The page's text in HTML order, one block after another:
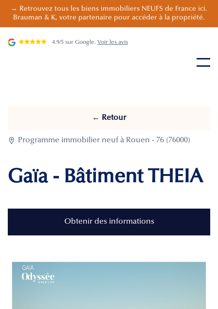
→ Retrouvez tous les biens immobiliers NEUFS de France ici.
Brauman & K, votre partenaire pour accéder à la propriété.
4.9/5 sur Google. Voir les avis
← Retour
 Programme immobilier neuf à Rouen - 76 (76000)
Gaïa - Bâtiment THEIA
Obtenir des informations